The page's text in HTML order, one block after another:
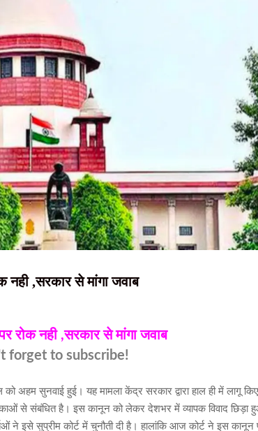
NEWS, हिंदी
न्यूज़ , HINDI
SAMACHAR,
हिंदी समाचार,
दृष्टि नाउ
में सुधार की उठाई मांग
पर सोशल मीडिया प्लेटफॉर्म्स पर होगी कार्रवाई
प्रयुक्त फरसा बरामद
पर जोर, 50 से अधिक एजेंडों की समीक्षा
,सरकार से मांगा जवाब
रोक नही ,सरकार से मांगा जवाब
forget to subscribe!
सुनवाई हुई। यह मामला केंद्र सरकार द्वारा हाल ही में लागू
से संबंधित है। इस कानून को लेकर देशभर में व्यापक विवाद छिड़ा
ने इसे सुप्रीम कोर्ट में चुनौती दी है। हालांकि आज कोर्ट ने इस कानून